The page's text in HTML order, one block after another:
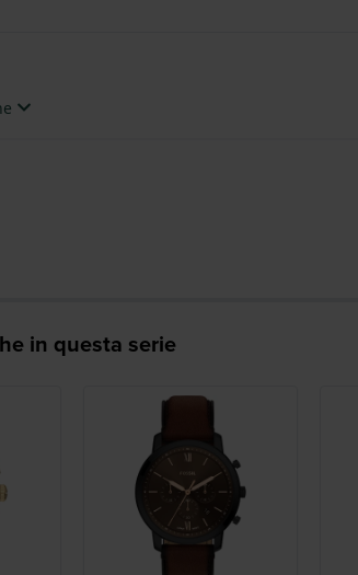
in questa serie